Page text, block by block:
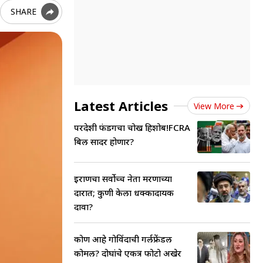
SHARE
Latest Articles View More
परदेशी फंडिंगचा चोख हिशोब!FCRA
बिल सादर होणार?
इराणचा सर्वोच्च नेता मरणाच्या
दारात; कुणी केला धक्कादायक
दावा?
कोण आहे गोविंदाची गर्लफ्रेंडल
कोमल? दोघांचे एकत्र फोटो अखेर